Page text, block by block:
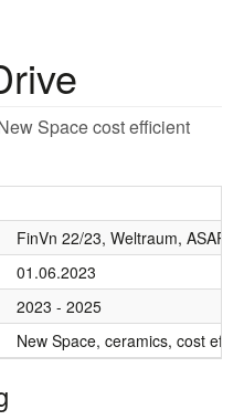
Space cost efficient
FinVn 22/23, Weltraum, ASAP
01.06.2023
2023 - 2025
New Space, ceramics, cost